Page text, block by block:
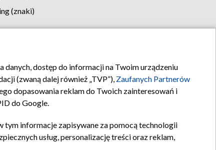
(znaki)
Kontakt
dostęp do informacji na Twoim urządzeniu
(zwaną dalej również „TVP”), Zaufanych Partnerów
dopasowania reklam do Twoich zainteresowań i
do Google.
tym informacje zapisywane za pomocą technologii
usług, personalizację treści oraz reklam,